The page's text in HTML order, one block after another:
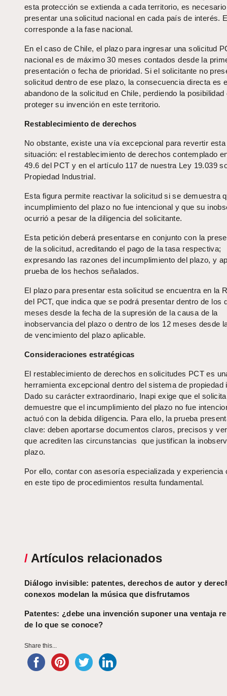
esta protección se extienda a cada territorio, es necesario
presentar una solicitud nacional en cada país de interés.
corresponde a la fase nacional.
En el caso de Chile, el plazo para ingresar una solicitud
nacional es de máximo 30 meses contados desde la
presentación o fecha de prioridad. Si el solicitante no
solicitud dentro de ese plazo, la consecuencia directa es
abandono de la solicitud en Chile, perdiendo la posibilidad
proteger su invención en este territorio.
Restablecimiento de derechos
No obstante, existe una vía excepcional para revertir esta
situación: el restablecimiento de derechos contemplado
49.6 del PCT y en el artículo 117 de nuestra Ley 19.039
Propiedad Industrial.
Esta figura permite reactivar la solicitud si se demuestra
incumplimiento del plazo no fue intencional y que su
ocurrió a pesar de la diligencia del solicitante.
Esta petición deberá presentarse en conjunto con la
de la solicitud, acreditando el pago de la tasa respectiva;
expresando las razones del incumplimiento del plazo, y
prueba de los hechos señalados.
El plazo para presentar esta solicitud se encuentra en la
del PCT, que indica que se podrá presentar dentro de los
meses desde la fecha de la supresión de la causa de la
inobservancia del plazo o dentro de los 12 meses desde
de vencimiento del plazo aplicable.
Consideraciones estratégicas
El restablecimiento de derechos en solicitudes PCT es
herramienta excepcional dentro del sistema de propiedad
Dado su carácter extraordinario, Inapi exige que el
demuestre que el incumplimiento del plazo no fue
actuó con la debida diligencia. Para ello, la prueba
clave: deben aportarse documentos claros, precisos y
que acrediten las circunstancias que justifican la
plazo.
Por ello, contar con asesoría especializada y experiencia
en este tipo de procedimientos resulta fundamental.
/ Artículos relacionados
Diálogo invisible: patentes, derechos de autor y
conexos modelan la música que disfrutamos
Patentes: ¿debe una invención suponer una ventaja
de lo que se conoce?
Share this...